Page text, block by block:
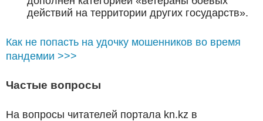
действий на территории других государств».
Как не попасть на удочку мошенников во время
пандемии >>>
Частые вопросы
На вопросы читателей портала kn.kz в